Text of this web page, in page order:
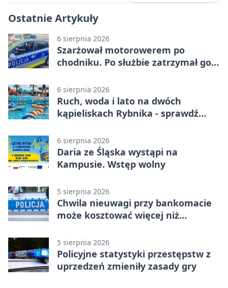
Ostatnie Artykuły
6 sierpnia 2026
Szarżował motorowerem po
chodniku. Po służbie zatrzymał go
6 sierpnia 2026
Ruch, woda i lato na dwóch
kąpieliskach Rybnika - sprawdź
6 sierpnia 2026
Daria ze Śląska wystąpi na
Kampusie. Wstęp wolny
5 sierpnia 2026
Chwila nieuwagi przy bankomacie
może kosztować więcej niż
5 sierpnia 2026
Policyjne statystyki przestępstw z
uprzedzeń zmieniły zasady gry